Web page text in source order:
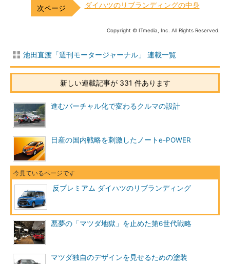
ダイハツのリブランディングの中身
Copyright © ITmedia, Inc. All Rights Reserved.
池田直渡「週刊モータージャーナル」 連載一覧
新しい連載記事が 331 件あります
進むバーチャル化で変わるクルマの設計
日産の国内戦略を刺激したノートe-POWER
反プレミアム ダイハツのリブランディング
悪夢の「マツダ地獄」を止めた第6世代戦略
マツダ独自のデザインを見せるための塗装